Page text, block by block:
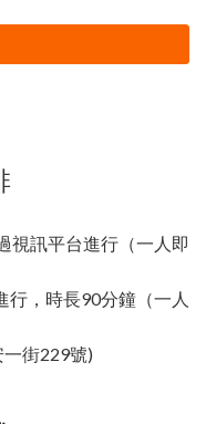
視訊平台進行（一人即
，時長90分鐘（一人
街229號)